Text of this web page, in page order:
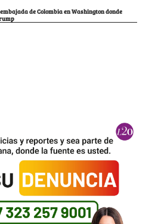
de Colombia en Washington donde